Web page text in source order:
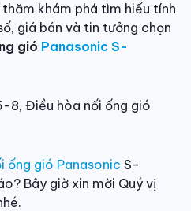
khám phá tìm hiểu tính
giá bán và tin tưởng chọn
gió Panasonic S-
ống gió Panasonic S-
Bây giờ xin mời Quý vị